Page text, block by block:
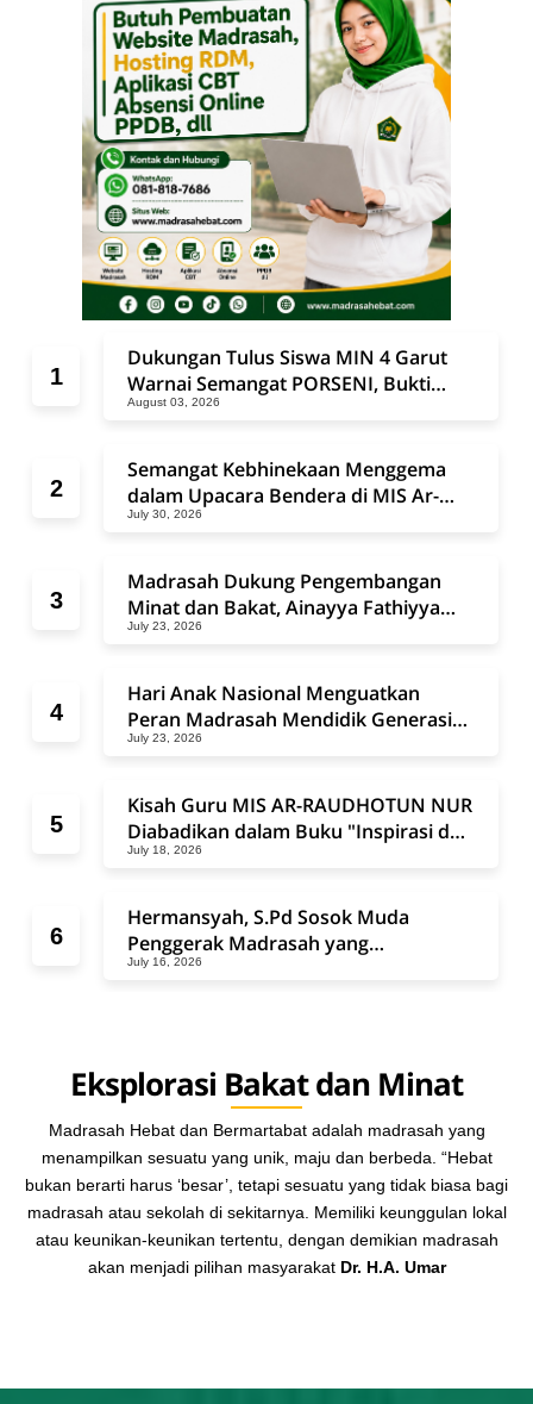
Dukungan Tulus Siswa MIN 4 Garut
Warnai Semangat PORSENI, Bukti
Madrasah Negeri dan Swasta Bersatu
August 03, 2026
Semangat Kebhinekaan Menggema
dalam Upacara Bendera di MIS Ar-
Raudhotun Nur
July 30, 2026
Madrasah Dukung Pengembangan
Minat dan Bakat, Ainayya Fathiyya
Ramadhani Ikuti Festival Penyanyi
July 23, 2026
Hari Anak Nasional Menguatkan
Peran Madrasah Mendidik Generasi
Bangsa
July 23, 2026
Kisah Guru MIS AR-RAUDHOTUN NUR
Diabadikan dalam Buku "Inspirasi dari
Pelosok Negeri", Bukti Semangat
July 18, 2026
Hermansyah, S.Pd Sosok Muda
Penggerak Madrasah yang
Mengabdikan Diri untuk Perubahan
July 16, 2026
Eksplorasi Bakat dan Minat
Madrasah Hebat dan Bermartabat adalah madrasah yang
menampilkan sesuatu yang unik, maju dan berbeda. “Hebat
bukan berarti harus ‘besar’, tetapi sesuatu yang tidak biasa bagi
madrasah atau sekolah di sekitarnya. Memiliki keunggulan lokal
atau keunikan-keunikan tertentu, dengan demikian madrasah
akan menjadi pilihan masyarakat Dr. H.A. Umar